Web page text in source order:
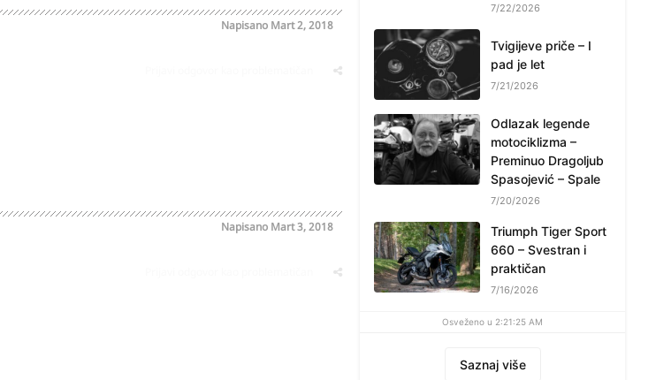
Napisano Mart 2, 2018
Napisano Mart 3, 2018
7/22/2026
Tvigijeve priče – I
pad je let
7/21/2026
Odlazak legende
motociklizma –
Preminuo Dragoljub
Spasojević – Spale
7/20/2026
Triumph Tiger Sport
660 – Svestran i
praktičan
7/16/2026
Osveženo u 2:21:25 AM
Saznaj više